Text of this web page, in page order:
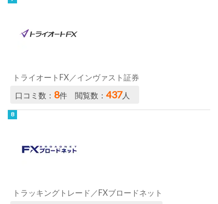
トライオートFX／インヴァスト証券
口コミ数： 8件 閲覧数：437人
トラッキングトレード／FXブロードネット